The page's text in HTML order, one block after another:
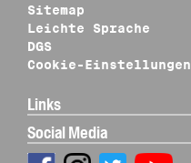
Sitemap
Leichte Sprache
DGS
Cookie-Einstellungen
Links
Social Media